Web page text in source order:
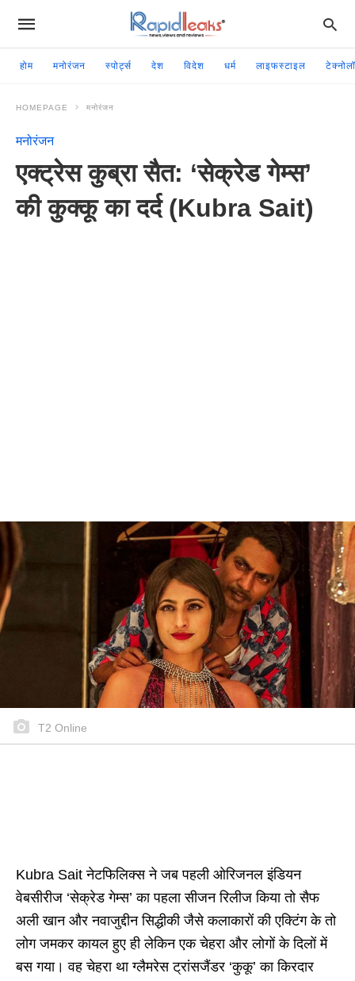
होम मनोरंजन स्पोर्ट्स देश विदेश धर्म लाइफस्टाइल
HOMEPAGE मनोरंजन
मनोरंजन
एक्ट्रेस कुब्रा सैत: ‘सेक्रेड गेम्स’
की कुक्कू का दर्द (Kubra Sait)
T2 Online
Kubra Sait नेटफिलिक्स ने जब पहली ओरिजनल इंडियन
वेबसीरीज ‘सेक्रेड गेम्स’ का पहला सीजन रिलीज किया तो सैफ
अली खान और नवाजुद्दीन सिद्धीकी जैसे कलाकारों की एक्टिंग के तो
लोग जमकर कायल हुए ही लेकिन एक चेहरा और लोगों के दिलों में
बस गया। वह चेहरा था ग्लैमरेस ट्रांसजैंडर ‘कुकू’ का किरदार